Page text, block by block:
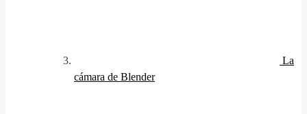
La
cámara de Blender